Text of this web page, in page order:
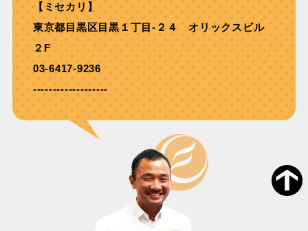
【ミセカリ】
東京都目黒区目黒１丁目-２４ オリックスビル
２F
03-6417-9236
-------------------